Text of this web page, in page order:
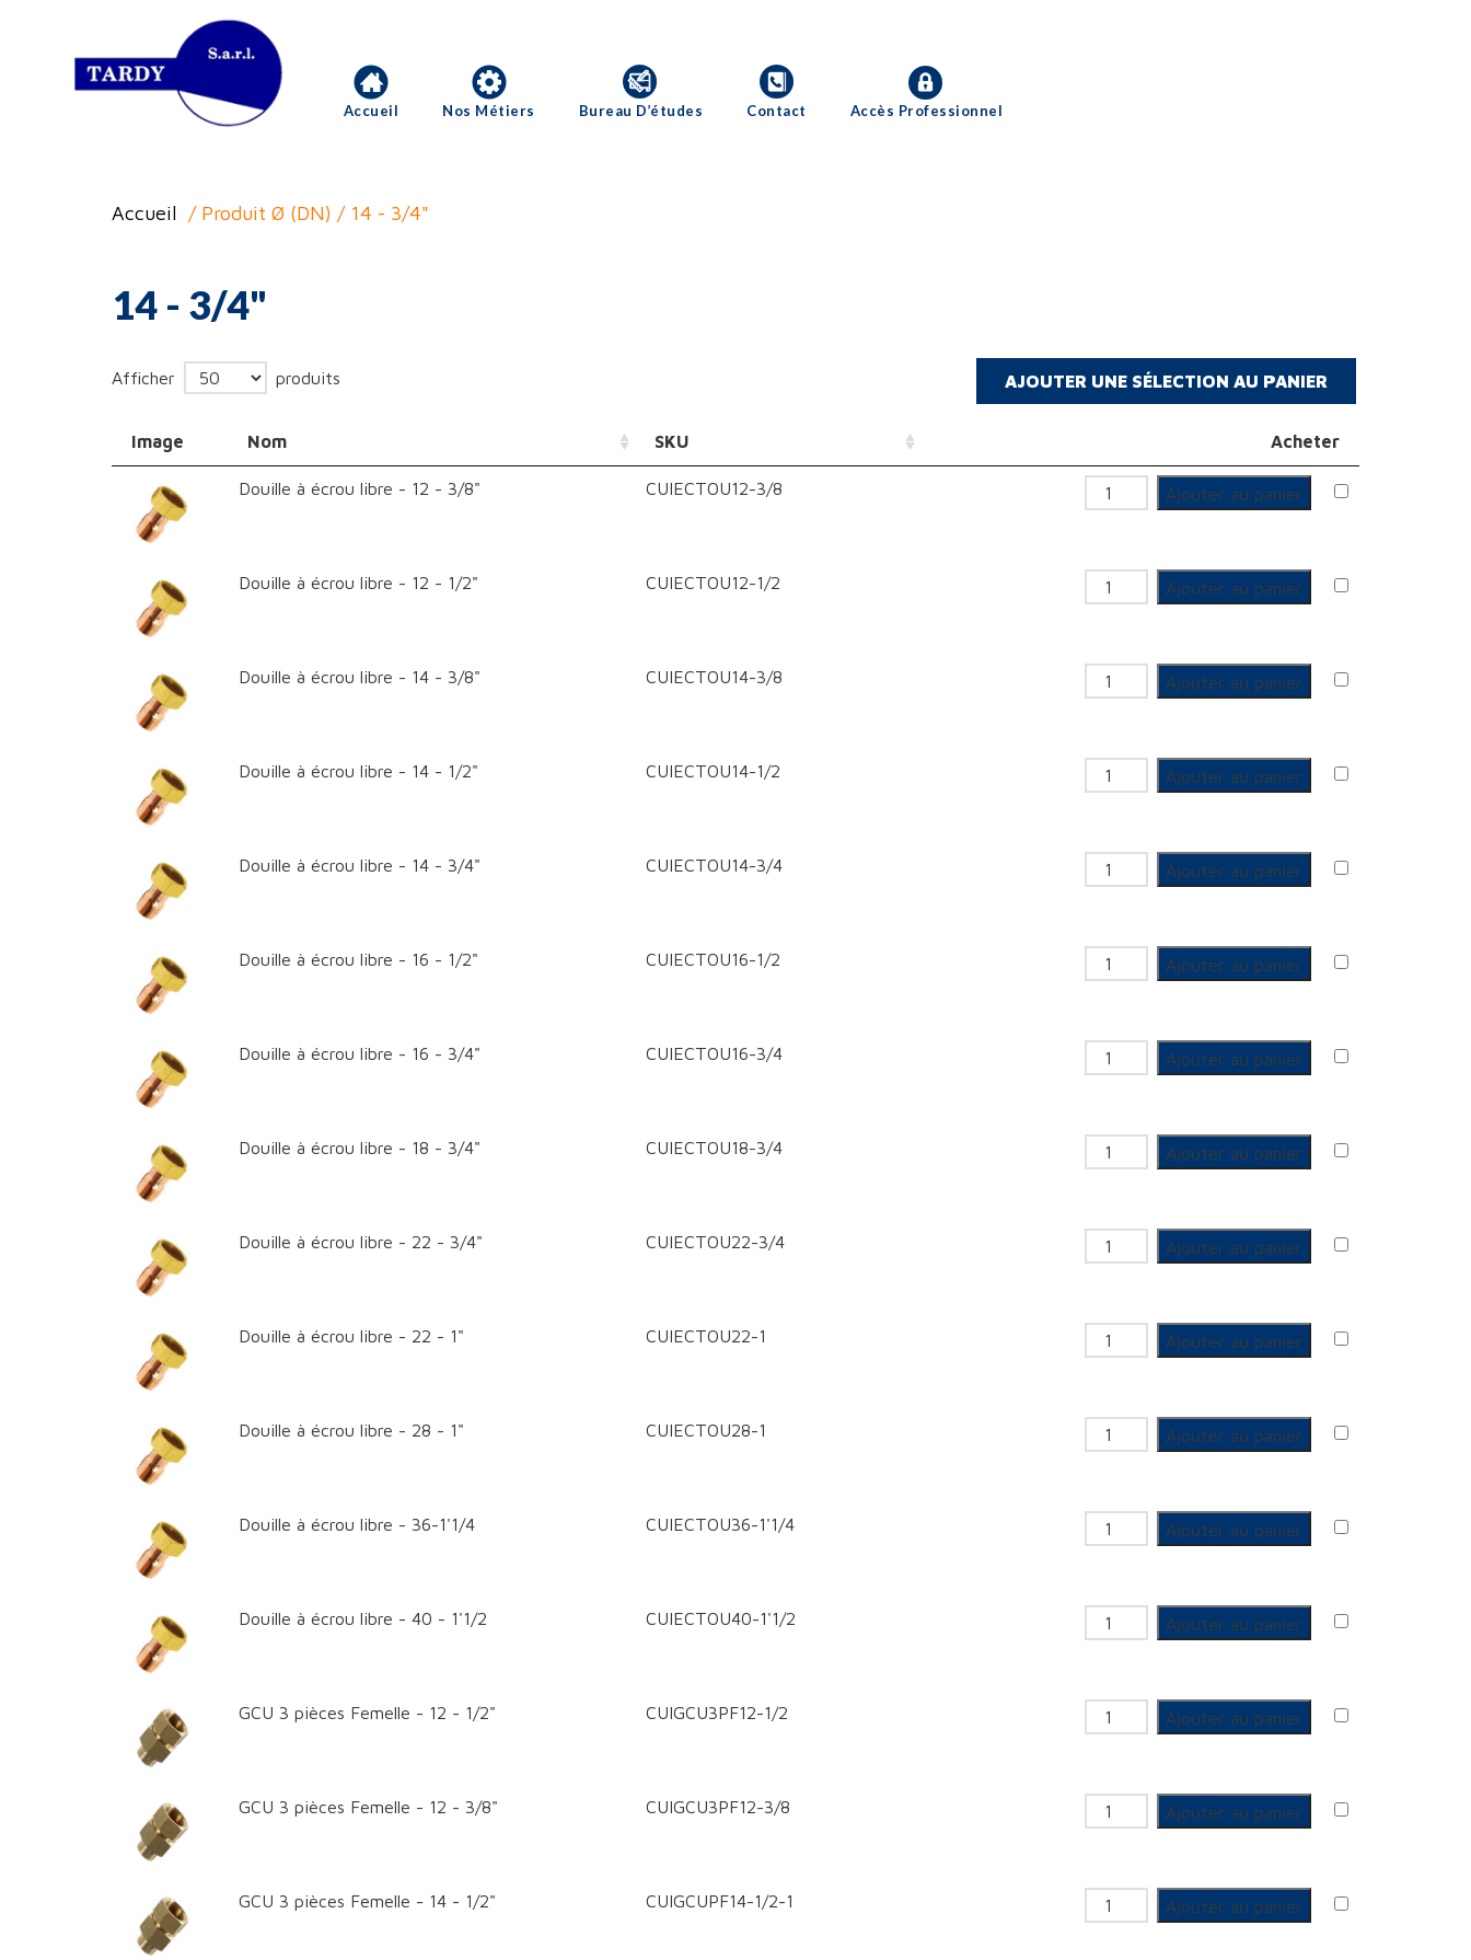
Accueil Nos Métiers Bureau D’études Contact Accès Professionnel
Accueil / Produit Ø (DN) / 14 - 3/4"
14 - 3/4"
Afficher produits
Image Nom SKU Acheter
Douille à écrou libre - 12 - 3/8" CUIECTOU12-3/8 quantité de Douille à écrou libre
Ajouter au panier
Douille à écrou libre - 12 - 1/2" CUIECTOU12-1/2 quantité de Douille à écrou libre
Ajouter au panier
Douille à écrou libre - 14 - 3/8" CUIECTOU14-3/8 quantité de Douille à écrou libre
Ajouter au panier
Douille à écrou libre - 14 - 1/2" CUIECTOU14-1/2 quantité de Douille à écrou libre
Ajouter au panier
Douille à écrou libre - 14 - 3/4" CUIECTOU14-3/4 quantité de Douille à écrou libre
Ajouter au panier
Douille à écrou libre - 16 - 1/2" CUIECTOU16-1/2 quantité de Douille à écrou libre
Ajouter au panier
Douille à écrou libre - 16 - 3/4" CUIECTOU16-3/4 quantité de Douille à écrou libre
Ajouter au panier
Douille à écrou libre - 18 - 3/4" CUIECTOU18-3/4 quantité de Douille à écrou libre
Ajouter au panier
Douille à écrou libre - 22 - 3/4" CUIECTOU22-3/4 quantité de Douille à écrou libre
Ajouter au panier
Douille à écrou libre - 22 - 1" CUIECTOU22-1 quantité de Douille à écrou libre
Ajouter au panier
Douille à écrou libre - 28 - 1" CUIECTOU28-1 quantité de Douille à écrou libre
Ajouter au panier
Douille à écrou libre - 36-1'1/4 CUIECTOU36-1'1/4 quantité de Douille à écrou libre
Ajouter au panier
Douille à écrou libre - 40 - 1'1/2 CUIECTOU40-1'1/2 quantité de Douille à écrou libre
Ajouter au panier
GCU 3 pièces Femelle - 12 - 1/2" CUIGCU3PF12-1/2 quantité de GCU 3 pièces Femelle
Ajouter au panier
GCU 3 pièces Femelle - 12 - 3/8" CUIGCU3PF12-3/8 quantité de GCU 3 pièces Femelle
Ajouter au panier
GCU 3 pièces Femelle - 14 - 1/2" CUIGCUPF14-1/2-1 quantité de GCU 3 pièces Femelle
Ajouter au panier